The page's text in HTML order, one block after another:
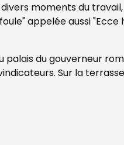
moments du
appelée aussi "Ecce
palais du gouverneur
Sur la